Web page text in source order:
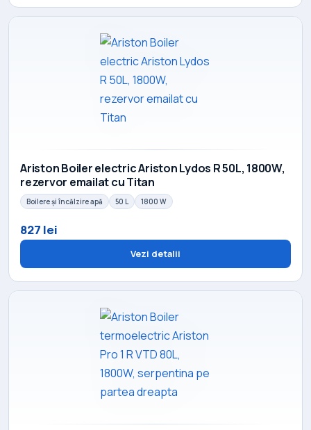
Ariston Boiler electric Ariston Lydos R 50L, 1800W,
rezervor emailat cu Titan
Boilere și încălzire apă 50 L 1800 W
827 lei
Vezi detalii